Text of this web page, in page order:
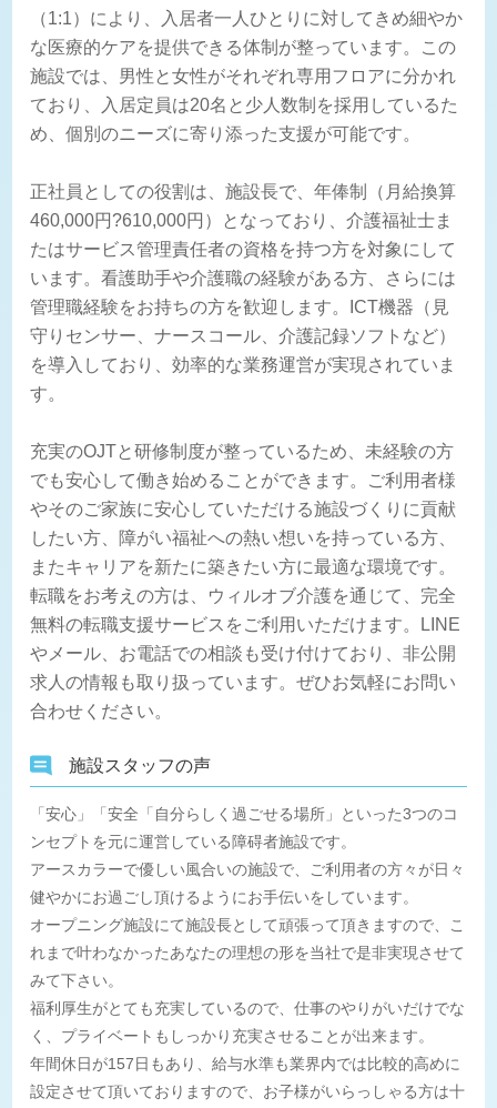
（1:1）により、入居者一人ひとりに対してきめ細やか
な医療的ケアを提供できる体制が整っています。この
施設では、男性と女性がそれぞれ専用フロアに分かれ
ており、入居定員は20名と少人数制を採用しているた
め、個別のニーズに寄り添った支援が可能です。
正社員としての役割は、施設長で、年俸制（月給換算
460,000円?610,000円）となっており、介護福祉士ま
たはサービス管理責任者の資格を持つ方を対象にして
います。看護助手や介護職の経験がある方、さらには
管理職経験をお持ちの方を歓迎します。ICT機器（見
守りセンサー、ナースコール、介護記録ソフトなど）
を導入しており、効率的な業務運営が実現されていま
す。
充実のOJTと研修制度が整っているため、未経験の方
でも安心して働き始めることができます。ご利用者様
やそのご家族に安心していただける施設づくりに貢献
したい方、障がい福祉への熱い想いを持っている方、
またキャリアを新たに築きたい方に最適な環境です。
転職をお考えの方は、ウィルオブ介護を通じて、完全
無料の転職支援サービスをご利用いただけます。LINE
やメール、お電話での相談も受け付けており、非公開
求人の情報も取り扱っています。ぜひお気軽にお問い
合わせください。
施設スタッフの声
「安心」「安全「自分らしく過ごせる場所」といった3つのコ
ンセプトを元に運営している障碍者施設です。
アースカラーで優しい風合いの施設で、ご利用者の方々が日々
健やかにお過ごし頂けるようにお手伝いをしています。
オープニング施設にて施設長として頑張って頂きますので、こ
れまで叶わなかったあなたの理想の形を当社で是非実現させて
みて下さい。
福利厚生がとても充実しているので、仕事のやりがいだけでな
く、プライベートもしっかり充実させることが出来ます。
年間休日が157日もあり、給与水準も業界内では比較的高めに
設定させて頂いておりますので、お子様がいらっしゃる方は十